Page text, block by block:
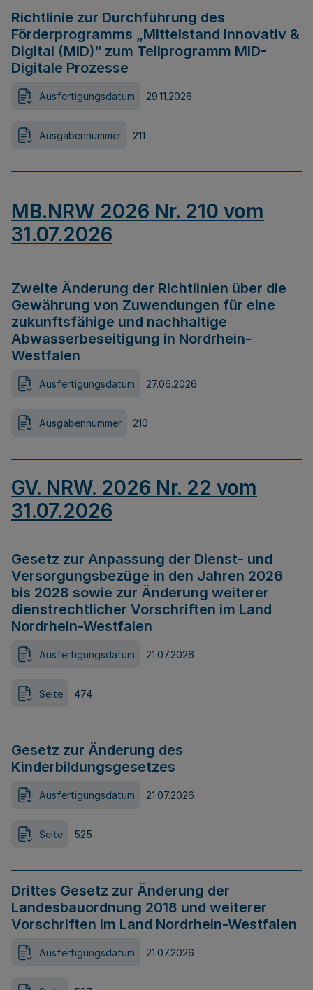
Richtlinie zur Durchführung des
Förderprogramms „Mittelstand Innovativ &
Digital (MID)“ zum Teilprogramm MID-
Digitale Prozesse
Ausfertigungsdatum 29.11.2026
Ausgabennummer 211
MB.NRW 2026 Nr. 210 vom
31.07.2026
Zweite Änderung der Richtlinien über die
Gewährung von Zuwendungen für eine
zukunftsfähige und nachhaltige
Abwasserbeseitigung in Nordrhein-
Westfalen
Ausfertigungsdatum 27.06.2026
Ausgabennummer 210
GV. NRW. 2026 Nr. 22 vom
31.07.2026
Gesetz zur Anpassung der Dienst- und
Versorgungsbezüge in den Jahren 2026
bis 2028 sowie zur Änderung weiterer
dienstrechtlicher Vorschriften im Land
Nordrhein-Westfalen
Ausfertigungsdatum 21.07.2026
Seite 474
Gesetz zur Änderung des
Kinderbildungsgesetzes
Ausfertigungsdatum 21.07.2026
Seite 525
Drittes Gesetz zur Änderung der
Landesbauordnung 2018 und weiterer
Vorschriften im Land Nordrhein-Westfalen
Ausfertigungsdatum 21.07.2026